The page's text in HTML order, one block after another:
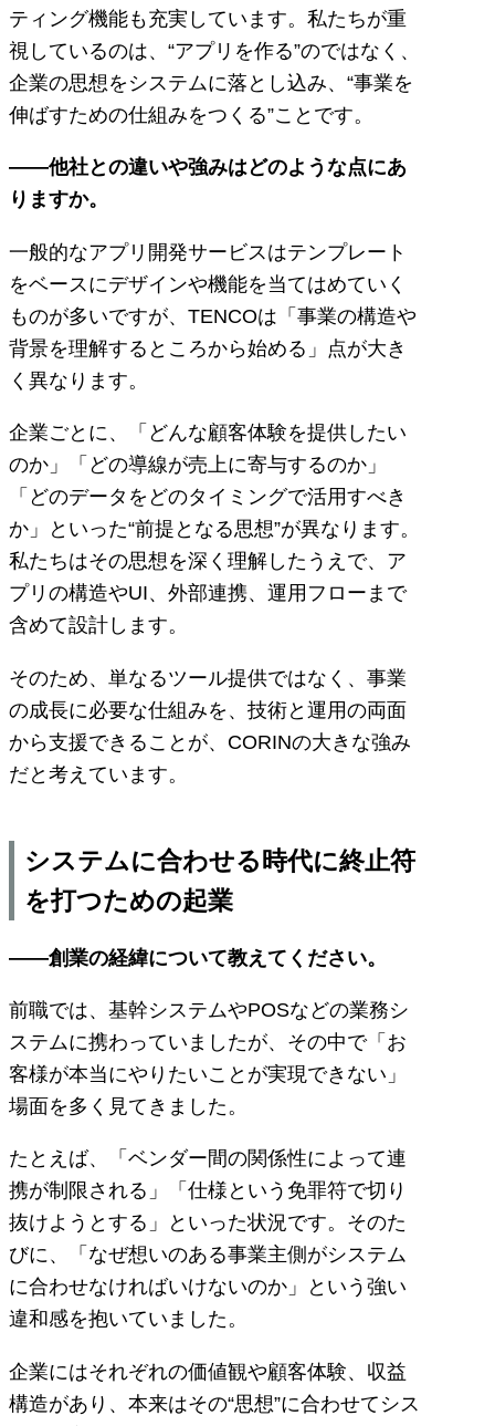
ティング機能も充実しています。私たちが重
視しているのは、“アプリを作る”のではなく、
企業の思想をシステムに落とし込み、“事業を
伸ばすための仕組みをつくる”ことです。
――他社との違いや強みはどのような点にあ
りますか。
一般的なアプリ開発サービスはテンプレート
をベースにデザインや機能を当てはめていく
ものが多いですが、TENCOは「事業の構造や
背景を理解するところから始める」点が大き
く異なります。
企業ごとに、「どんな顧客体験を提供したい
のか」「どの導線が売上に寄与するのか」
「どのデータをどのタイミングで活用すべき
か」といった“前提となる思想”が異なります。
私たちはその思想を深く理解したうえで、ア
プリの構造やUI、外部連携、運用フローまで
含めて設計します。
そのため、単なるツール提供ではなく、事業
の成長に必要な仕組みを、技術と運用の両面
から支援できることが、CORINの大きな強み
だと考えています。
システムに合わせる時代に終止符
を打つための起業
――創業の経緯について教えてください。
前職では、基幹システムやPOSなどの業務シ
ステムに携わっていましたが、その中で「お
客様が本当にやりたいことが実現できない」
場面を多く見てきました。
たとえば、「ベンダー間の関係性によって連
携が制限される」「仕様という免罪符で切り
抜けようとする」といった状況です。そのた
びに、「なぜ想いのある事業主側がシステム
に合わせなければいけないのか」という強い
違和感を抱いていました。
企業にはそれぞれの価値観や顧客体験、収益
構造があり、本来はその“思想”に合わせてシス